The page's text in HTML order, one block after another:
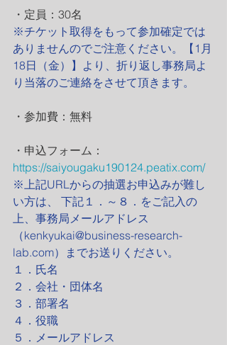
・定員：30名
※チケット取得をもって参加確定では
ありませんのでご注意ください。【1月
18日（金）】より、折り返し事務局よ
り当落のご連絡をさせて頂きます。
・参加費：無料
・申込フォーム：
https://saiyougaku190124.peatix.com/
※上記URLからの抽選お申込みが難し
い方は、 下記１．～８．をご記入の
上、事務局メールアドレス
（kenkyukai@business-research-
lab.com）までお送りください。
１．氏名
２．会社・団体名
３．部署名
４．役職
５．メールアドレス